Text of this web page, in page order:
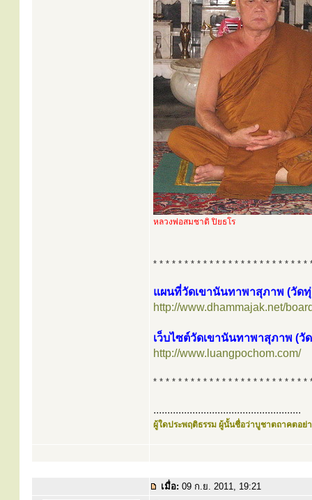
หลวงพ่อสมชาติ ปิยธโร
* * * * * * * * * * * * * * * * * * * * * * * * *
แผนที่วัดเขานันทาพาสุภาพ (วัดทุ่
http://www.dhammajak.net/
เว็บไซต์วัดเขานันทาพาสุภาพ (วั
http://www.luangpochom.com/
* * * * * * * * * * * * * * * * * * * * * * * * *
.....................................................
ผู้ใดประพฤติธรรม ผู้นั้นชื่อว่าบูชาตถาคตอย่า
เมื่อ: 09 ก.ย. 2011, 19:21